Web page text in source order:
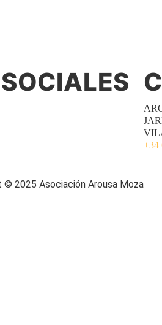
+34
© 2025 Asociación Arousa Moza